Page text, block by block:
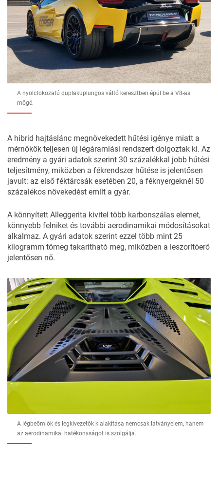
A nyolcfokozatú duplakuplungos váltó keresztben épül be a V8-as
mögé.
A hibrid hajtáslánc megnövekedett hűtési igénye miatt a
mérnökök teljesen új légáramlási rendszert dolgoztak ki. Az
eredmény a gyári adatok szerint 30 százalékkal jobb hűtési
teljesítmény, miközben a fékrendszer hűtése is jelentősen
javult: az első féktárcsák esetében 20, a féknyergeknél 50
százalékos növekedést említ a gyár.
A könnyített Alleggerita kivitel több karbonszálas elemet,
könnyebb felniket és további aerodinamikai módosításokat
alkalmaz. A gyári adatok szerint ezzel több mint 25
kilogramm tömeg takarítható meg, miközben a leszorítóerő
jelentősen nő.
A légbeömlők és légkivezetők kialakítása nemcsak látványelem, hanem
az aerodinamikai hatékonyságot is szolgálja.